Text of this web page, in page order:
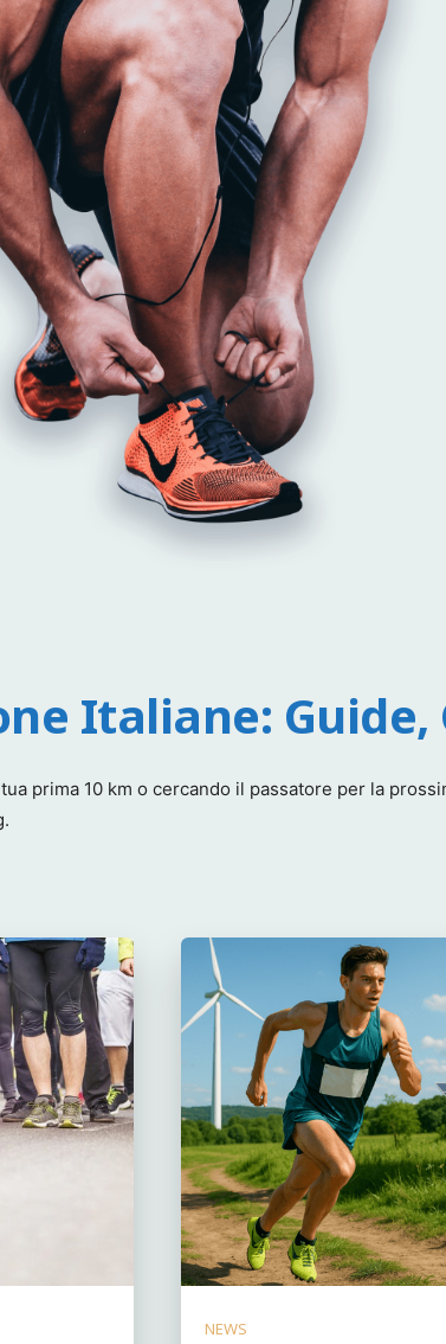
Italiane:
prima 10 km o cercando il passatore per la
NEWS